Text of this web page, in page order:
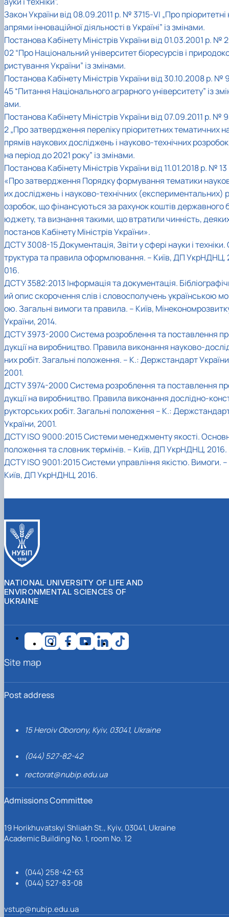
University Research Services Catalogue
Faculty of Economics
Faculty of Food Science, Nutrition and
Management
Faculty of Humanities and Pedagogy
Faculty of Information Technologies
Faculty of Land Management
Faculty of Law
Faculty of Veterinary Medicine
Faculty of Plant Protection, Biotechnology
Educational and Research Farm «Vorzel»
Research Institute of Forestry and
Horticulture
Research Institute of Technology and
Animal Products
Research and Design Institute of
Standardisation and Technologies of Eco-Safe
Organic Products
Ukrainian Laboratory of Quality and Safety of
Ukrainian Research Institute of Agricultural
Berezhany Agrotechnical Institute
Berezhany Professional College
Bobrovytsia Professional College named after
Mainova
Boyarka College of Ecology and Natural
Resources
Crimean Agro-Industrial College
Crimean Technical College of Land
Irpin Professional College
Mukachevo Professional College
Nemishaieve Professional College
Nizhyn Agrotechnical Institute
Nizhyn Professional College
Prybrezhne Agrarian College
Rivne Professional College
Zalishchyky Professional College named after
Ye. Khraplivyi
International Students Office
Закон України від 08.09.2011 р. № 3715-VІ „Про пріоритетні
апрями інноваційної діяльності в Україні” із змінами.
Постанова Кабінету Міністрів України від 01.03.2001 р. № 2
02 “Про Національний університет біоресурсів і
ристування України” із змінами.
Постанова Кабінету Міністрів України від 30.10.2008 р. №
45 “Питання Національного аграрного університету” із
ами.
Постанова Кабінету Міністрів України від 07.09.2011 р. №
2 „Про затвердження переліку пріоритетних тематичних
прямів наукових досліджень і науково-технічних розробок
на період до 2021 року” із змінами.
Постанова Кабінету Міністрів України від 11.01.2018 р. № 13
«Про затвердження Порядку формування тематики
их досліджень і науково-технічних (експериментальних) р
озробок, що фінансуються за рахунок коштів державного
юджету, та визнання такими, що втратили чинність,
постанов Кабінету Міністрів України».
ДСТУ 3008-15 Документація, Звіти у сфері науки і техніки.
труктура та правила оформлювання. – Київ, ДП УкрНДНЦ,
016.
ДСТУ 3582:2013 Інформація та документація.
ий опис скорочення слів і словосполучень українською
ою. Загальні вимоги та правила. – Київ,
України, 2014.
ДСТУ 3973-2000 Система розроблення та поставлення
дукції на виробництво. Правила виконання науково-
них робіт. Загальні положення. – К.: Держстандарт
2001.
ДСТУ 3974-2000 Система розроблення та поставлення
дукції на виробництво. Правила виконання дослідно-
рукторських робіт. Загальні положення – К.:
України, 2001.
ДСТУ ISO 9000:2015 Системи менеджменту якості.
положення та словник термінів. – Київ, ДП УкрНДНЦ, 2016.
ДСТУ ISO 9001:2015 Системи управління якістю. Вимоги. –
Київ, ДП УкрНДНЦ, 2016.
NATIONAL UNIVERSITY OF LIFE AND
ENVIRONMENTAL SCIENCES OF
UKRAINE
Post address
15 Heroiv Oborony, Kyiv, 03041, Ukraine
(044) 527-82-42
rectorat@nubip.edu.ua
Admissions Committee
19 Horikhuvatskyi Shliakh St., Kyiv, 03041, Ukraine
Academic Building No. 1, room No. 12
(044) 258-42-63
(044) 527-83-08
vstup@nubip.edu.ua
Site map